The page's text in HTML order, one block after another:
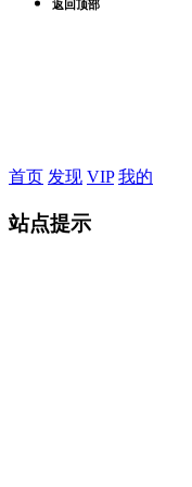
返回顶部
首页 发现 VIP 我的
站点提示